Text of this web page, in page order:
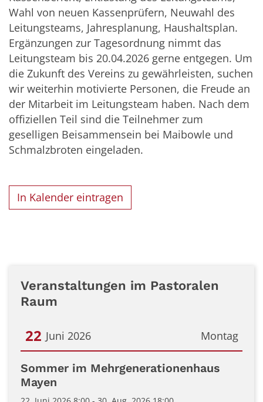
Wahl von neuen Kassenprüfern, Neuwahl des
Leitungsteams, Jahresplanung, Haushaltsplan.
Ergänzungen zur Tagesordnung nimmt das
Leitungsteam bis 20.04.2026 gerne entgegen. Um
die Zukunft des Vereins zu gewährleisten, suchen
wir weiterhin motivierte Personen, die Freude an
der Mitarbeit im Leitungsteam haben. Nach dem
offiziellen Teil sind die Teilnehmer zum
geselligen Beisammensein bei Maibowle und
Schmalzbroten eingeladen.
In Kalender eintragen
Veranstaltungen im Pastoralen
Raum
Montag
22 Juni 2026
Datum: 22. Juni 2026
Sommer im Mehrgenerationenhaus
Mayen